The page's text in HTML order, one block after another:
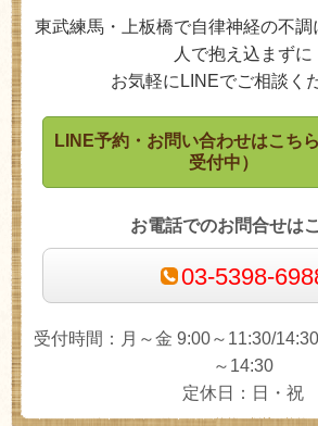
東武練馬・上板橋で自律神経の不調
人で抱え込まずに
お気軽にLINEでご相談く
LINE予約・お問い合わせはこち
受付中）
お電話でのお問合せは
03-5398-
受付時間：月～金 9:00～11:30/
～14:30
定休日：日・祝